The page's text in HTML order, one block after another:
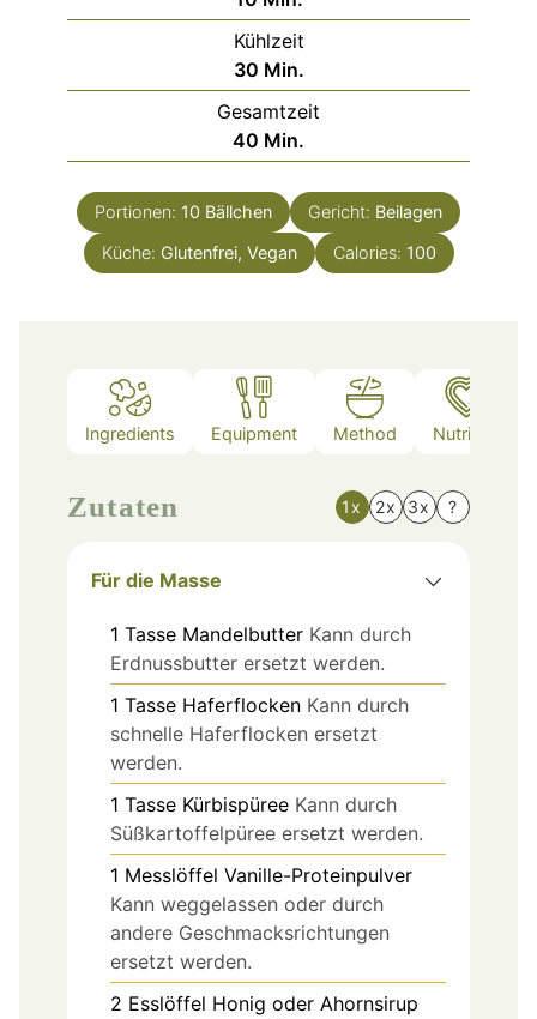
Kühlzeit
30Minuten
Min.
Gesamtzeit
40 Minuten
Min.
Portionen: 10 Bällchen Gericht: Beilagen
Küche: Glutenfrei, Vegan Calories: 100
Ingredients Equipment Method Nutrition
Zutaten 1x 2x 3x ?
Für die Masse
1 Tasse Mandelbutter Kann durch
Erdnussbutter ersetzt werden.
1 Tasse Haferflocken Kann durch
schnelle Haferflocken ersetzt
werden.
1 Tasse Kürbispüree Kann durch
Süßkartoffelpüree ersetzt werden.
1 Messlöffel Vanille-Proteinpulver
Kann weggelassen oder durch
andere Geschmacksrichtungen
ersetzt werden.
2 Esslöffel Honig oder Ahornsirup